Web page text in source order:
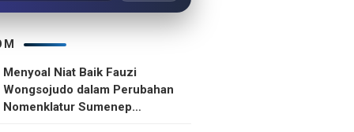
Menyoal Niat Baik Fauzi
Wongsojudo dalam Perubahan
Nomenklatur Sumenep